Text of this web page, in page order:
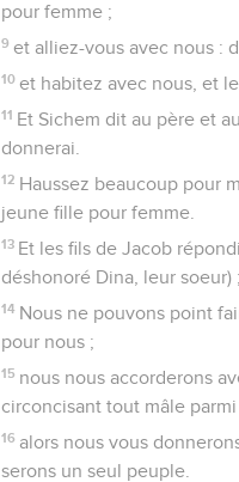
pour femme ;
9 et alliez-vous avec nous :
10 et habitez avec nous, et
11 Et Sichem dit au père et
donnerai.
12 Haussez beaucoup pour
jeune fille pour femme.
13 Et les fils de Jacob
déshonoré Dina, leur
14 Nous ne pouvons point
pour nous ;
15 nous nous accorderons
circoncisant tout mâle parmi
16 alors nous vous
serons un seul peuple.